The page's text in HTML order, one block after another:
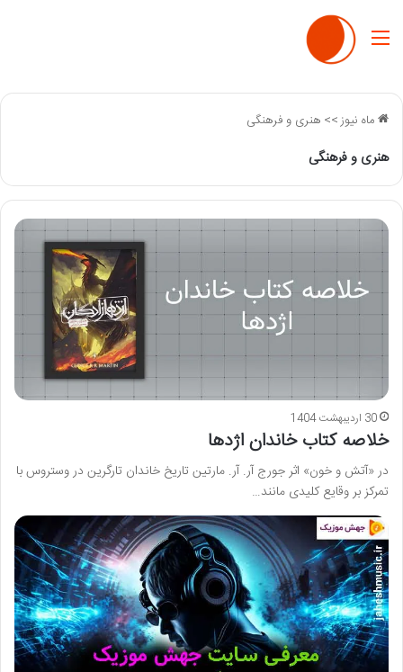
منو
ماه نیوز>> هنری و فرهنگی
هنری و فرهنگی
30 اردیبهشت 1404
خلاصه کتاب خاندان اژدها
در «آتش و خون» اثر جورج آر. آر. مارتین تاریخ خاندان تارگرین در وستروس با
تمرکز بر وقایع کلیدی مانند…